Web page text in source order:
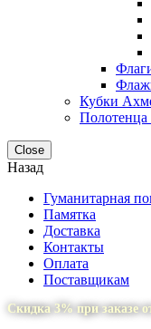
Кубки
Полотенца
Close
Назад
Гуманитарная
Памятка
Доставка
Контакты
Оплата
Поставщикам
Скидка 3% при заказе